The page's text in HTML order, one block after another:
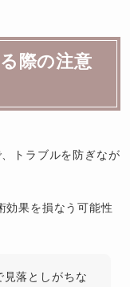
際の注意
トラブルを防ぎなが
効果を損なう可能性
見落としがちな